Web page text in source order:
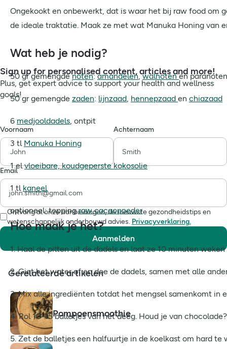
Ongekookt en onbewerkt, dat is waar het bij raw food om
de ideale traktatie. Maak ze met wat Manuka Honing van
Wat heb je nodig?
50 gr gemengdenoten:amandelen,walnotenen paranoten
50 gr gemengde zaden: lijnzaad, hennepzaad en chiazaad
6 medjooldadels, ontpit
3 tl Manuka Honing
1 elvloeibare, koudgeperste kokosolie
1 tl kaneel
optioneel: toppingraw cacaopoeder
Hoe maak je het?
1. Haal de pitten uit de dadels en laat ze 10 minuten
2. Giet het water af en doe de dadels, samen met alle
3. Mix alle ingrediënten totdat het mengsel samenkomt in
4. Rol 10-15 balletjes van het deeg. Houd je van
5. Zet de balletjes een halfuurtje in de koelkast om hard te
Sign up for personalised content, articles and more!
Plus, get expert advice to support your health and wellness
goals!
Voornaam Achternaam
Email
Ontvang al onze aanbiedingen, de nieuwste gezondheidstips en
wetenschappelijk onderbouwd advies. Privacyverklaring.
Aanmelden
Gerelateerde artikelen
Pompoensmoothie